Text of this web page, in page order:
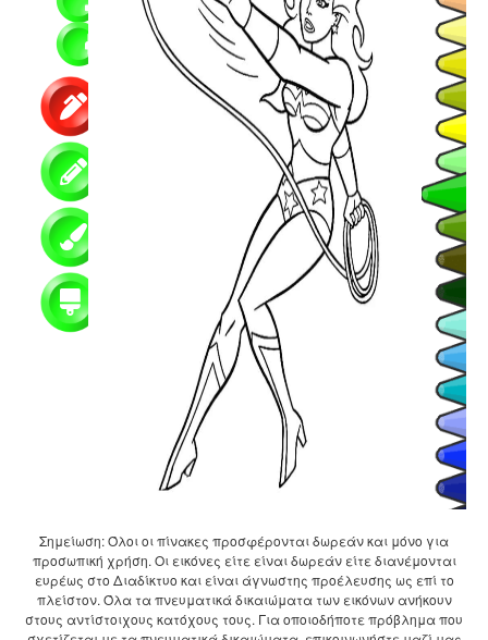
Σημείωση: Όλοι οι πίνακες προσφέρονται δωρεάν και μόνο για
προσωπική χρήση. Οι εικόνες είτε είναι δωρεάν είτε διανέμονται
ευρέως στο Διαδίκτυο και είναι άγνωστης προέλευσης ως επί το
πλείστον. Όλα τα πνευματικά δικαιώματα των εικόνων ανήκουν
στους αντίστοιχους κατόχους τους. Για οποιοδήποτε πρόβλημα που